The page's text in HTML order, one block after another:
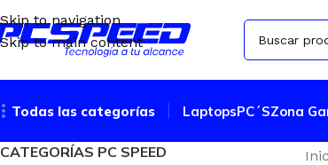
Skip to navigation
Skip to main content
Todas las categorías LaptopsPC´SZona
CATEGORÍAS PC SPEED